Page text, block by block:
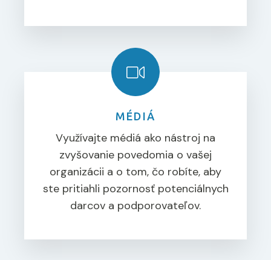
MÉDIÁ
Využívajte médiá ako nástroj na
zvyšovanie povedomia o vašej
organizácii a o tom, čo robíte, aby
ste pritiahli pozornosť potenciálnych
darcov a podporovateľov.